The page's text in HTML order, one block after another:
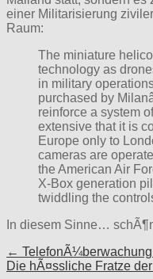
einer Militarisierung
Raum:
The miniature
technology as
in military
purchased by
reinforce a system
extensive that it is
Europe only to
cameras are
the American Air
X-Box generation
twiddling the
In diesem Sinne…
Post
navigation
←
Die hÃ¤ssliche Fratze